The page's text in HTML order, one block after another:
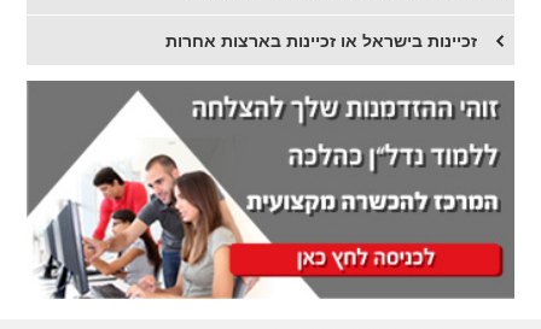
זכיינות בישראל או זכיינות בארצות אחרות